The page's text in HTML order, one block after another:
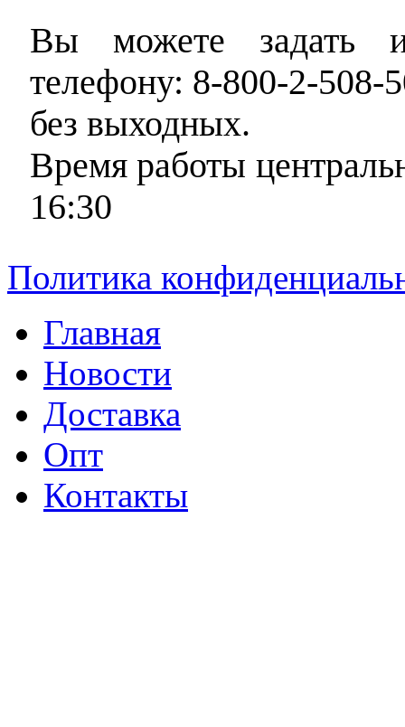
Вы можете задать
телефону: 8-800-2-508-
без выходных.
Время работы
16:30
Политика
Главная
Новости
Доставка
Опт
Контакты